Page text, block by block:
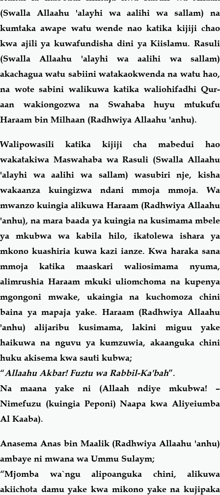
(Swalla Allaahu 'alayhi wa aalihi wa sallam) na
kumtaka awape watu wende nao katika kijiji chao
kwa ajili ya kuwafundisha dini ya Kiislamu. Rasuli
(Swalla Allaahu 'alayhi wa aalihi wa sallam)
akachagua watu sabiini watakaokwenda na watu hao,
na wote sabini walikuwa katika waliohifadhi Qur-
aan wakiongozwa na Swahaba huyu mtukufu
Haraam bin Milhaan (Radhwiya Allaahu 'anhu).
Walipowasili katika kijiji cha mabedui hao
wakatakiwa Maswahaba wa Rasuli (Swalla Allaahu
'alayhi wa aalihi wa sallam) wasubiri nje, kisha
wakaanza kuingizwa ndani mmoja mmoja. Wa
mwanzo kuingia alikuwa Haraam (Radhwiya Allaahu
'anhu), na mara baada ya kuingia na kusimama mbele
ya mkubwa wa kabila hilo, ikatolewa ishara ya
mkono kuashiria kuwa kazi ianze. Kwa haraka sana
mmoja katika maaskari waliosimama nyuma,
alimrushia Haraam mkuki uliomchoma na kupenya
mgongoni mwake, ukaingia na kuchomoza chini
baina ya mapaja yake. Haraam (Radhwiya Allaahu
'anhu) alijaribu kusimama, lakini miguu yake
haikuwa na nguvu ya kumzuwia, akaanguka chini
huku akisema kwa sauti kubwa;
“Allaahu Akbar! Fuztu wa Rabbil-Ka'bah”.
Na maana yake ni (Allaah ndiye mkubwa! –
Nimefuzu (kuingia Peponi) Naapa kwa Aliyeiumba
Al Kaaba).
Anasema Anas bin Maalik (Radhwiya Allaahu 'anhu)
ambaye ni mwana wa Ummu Sulaym;
“Mjomba wa`ngu alipoanguka chini, alikuwa
akiichota damu yake kwa mikono yake na kujipaka